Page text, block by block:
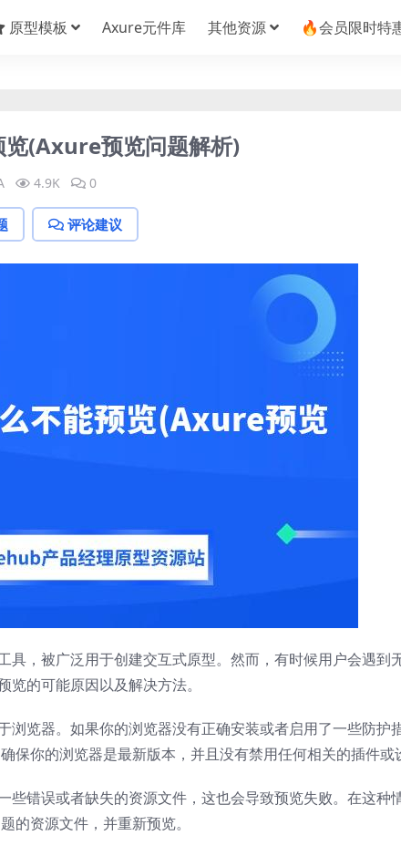
原型模板 Axure元件库 其他资源 🔥会员限时特
(Axure预览问题解析)
4.9K 0
评论建议
具，被广泛用于创建交互式原型。然而，有时候用户会遇到
的可能原因以及解决方法。
浏览器。如果你的浏览器没有正确安装或者启用了一些防护
保你的浏览器是最新版本，并且没有禁用任何相关的插件或
些错误或者缺失的资源文件，这也会导致预览失败。在这种
的资源文件，并重新预览。